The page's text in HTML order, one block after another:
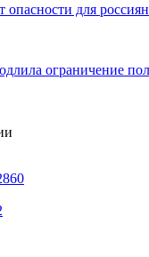
опасности для россиян
ограничение